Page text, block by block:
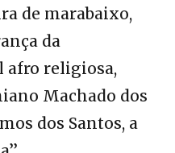
de marabaixo,
da
afro religiosa,
Machado dos
dos Santos, a